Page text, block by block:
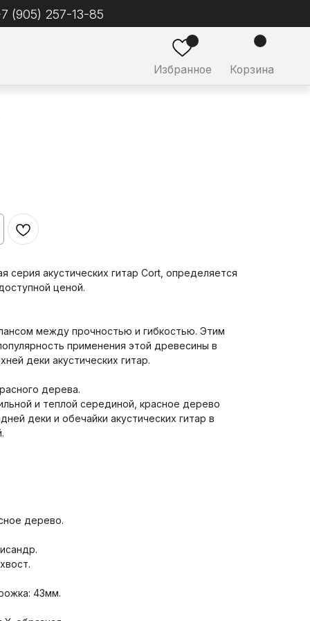
серия акустических гитар Cort, определяется
ценой.
между прочностью и гибкостью. Этим
применения этой древесины в
деки акустических гитар.
дерева.
и теплой серединой, красное дерево
деки и обечайки акустических гитар в
дерево.
43мм.